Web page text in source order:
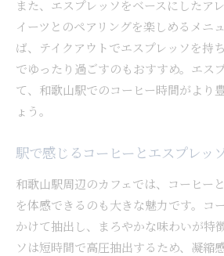
また、エスプレッソをベースにしたア
イーツとのペアリングを楽しめるメニ
ば、テイクアウトでエスプレッソを持
でゆったり過ごすのもおすすめ。エス
て、和歌山駅でのコーヒー時間がより
ょう。
駅で感じるコーヒーとエスプレッ
和歌山駅周辺のカフェでは、コーヒー
を体感できるのも大きな魅力です。コ
かけて抽出し、まろやかな味わいが特
ソは短時間で高圧抽出するため、凝縮